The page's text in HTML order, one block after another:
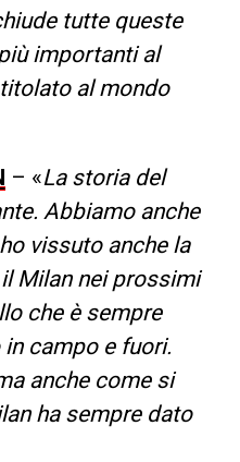
tutte queste
importanti al
al mondo
– «La storia del
Abbiamo anche
vissuto anche la
Milan nei prossimi
che è sempre
campo e fuori.
anche come si
ha sempre dato